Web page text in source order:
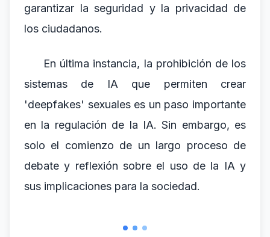
garantizar la seguridad y la privacidad de
los ciudadanos.
En última instancia, la prohibición de los
sistemas de IA que permiten crear
'deepfakes' sexuales es un paso importante
en la regulación de la IA. Sin embargo, es
solo el comienzo de un largo proceso de
debate y reflexión sobre el uso de la IA y
sus implicaciones para la sociedad.